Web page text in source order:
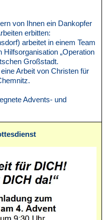
von Ihnen ein Dankopfer
erbitten:
arbeitet in einem Team
Hilfsorganisation „Operation
Großstadt.
Arbeit von Christen für
Advents- und